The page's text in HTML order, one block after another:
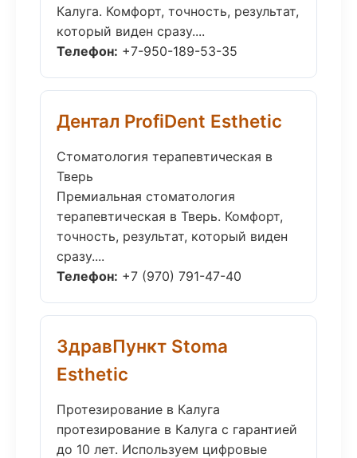
Калуга. Комфорт, точность, результат,
который виден сразу....
Телефон: +7-950-189-53-35
Дентал ProfiDent Esthetic
Стоматология терапевтическая в
Тверь
Премиальная стоматология
терапевтическая в Тверь. Комфорт,
точность, результат, который виден
сразу....
Телефон: +7 (970) 791-47-40
ЗдравПункт Stoma
Esthetic
Протезирование в Калуга
протезирование в Калуга с гарантией
до 10 лет. Используем цифровые